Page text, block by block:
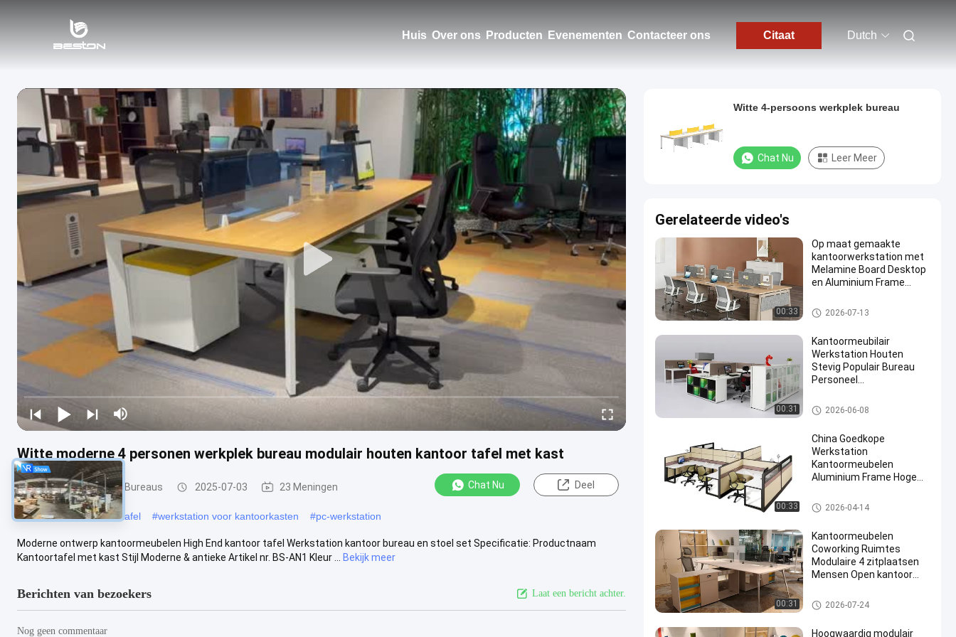
Huis Over ons Producten Evenementen Contacteer ons Citaat Dutch
Witte moderne 4 personen werkplek bureau modulair houten kantoor tafel met kast
Bureau Werkstation Bureaus 2025-07-03 23 Meningen Chat Nu Deel
#Modulaire werkstationtafel #werkstation voor kantoorkasten #pc-werkstation
Moderne ontwerp kantoormeubelen High End kantoor tafel Werkstation kantoor bureau en stoel set Specificatie: Productnaam
Kantoortafel met kast Stijl Moderne & antieke Artikel nr. BS-AN1 Kleur ...
Bekijk meer
Berichten van bezoekers Laat een bericht achter.
Nog geen commentaar
Witte 4-persoons werkplek bureau
Chat Nu Leer Meer
Gerelateerde video's
00:33
Op maat gemaakte
kantoorwerkstation met
Melamine Board Desktop
en Aluminium Frame
Bureau Werkstation Bureaus
2026-07-13
00:31
Kantoormeubilair
Werkstation Houten
Stevig Populair Bureau
Personeel
Bureau Werkstation Bureaus
2026-06-08
00:33
China Goedkope
Werkstation
Kantoormeubelen
Aluminium Frame Hoge
Modulaire Kantoortafel
Bureau Werkstation Bureaus
2026-04-14
00:31
Kantoormeubelen
Coworking Ruimtes
Modulaire 4 zitplaatsen
Mensen Open kantoor
Bureau Werkstation Bureaus
2026-07-24
Hoogwaardig modulair